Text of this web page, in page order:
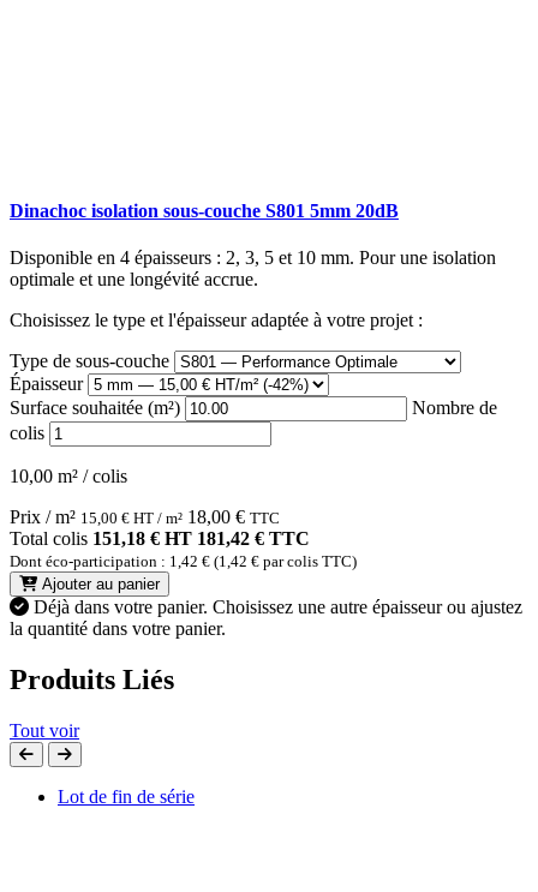
Dinachoc isolation sous-couche S801 5mm 20dB
Disponible en 4 épaisseurs : 2, 3, 5 et 10 mm. Pour une isolation
optimale et une longévité accrue.
Choisissez le type et l'épaisseur adaptée à votre projet :
Type de sous-couche
Épaisseur
Surface souhaitée (m²)
Nombre de
colis
10,00 m² / colis
Prix / m² 15,00 € HT / m² 18,00 € TTC
Total colis 151,18 € HT 181,42 € TTC
Dont éco-participation : 1,42 € (1,42 € par colis TTC)
Ajouter au panier
Déjà dans votre panier. Choisissez une autre épaisseur ou ajustez
la quantité dans votre panier.
Produits Liés
Tout voir
Lot de fin de série